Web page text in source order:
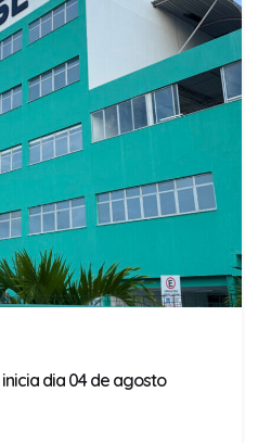
dia 04 de agosto